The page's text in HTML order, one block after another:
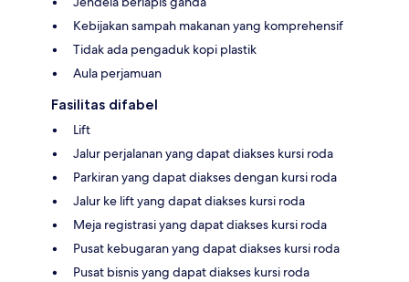
Kebijakan sampah makanan yang komprehensif
Tidak ada pengaduk kopi plastik
Aula perjamuan
Fasilitas difabel
Lift
Jalur perjalanan yang dapat diakses kursi roda
Parkiran yang dapat diakses dengan kursi roda
Jalur ke lift yang dapat diakses kursi roda
Meja registrasi yang dapat diakses kursi roda
Pusat kebugaran yang dapat diakses kursi roda
Pusat bisnis yang dapat diakses kursi roda